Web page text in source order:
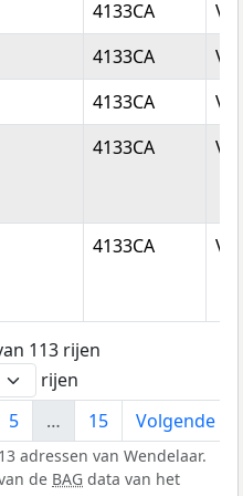
4133CA
4133CA
4133CA
4133CA
4133CA
113 rijen
rijen
5 … 15 Volgende
adressen van Wendelaar.
de BAG data van het